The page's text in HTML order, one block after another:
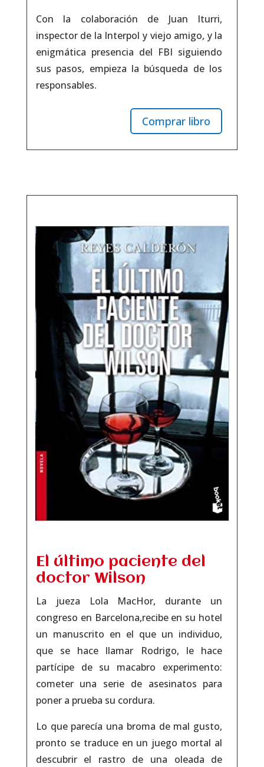
Con la colaboración de Juan Iturri,
inspector de la Interpol y viejo amigo, y la
enigmática presencia del FBI siguiendo
sus pasos, empieza la búsqueda de los
responsables.
Comprar libro
El último paciente del
doctor Wilson
La jueza Lola MacHor, durante un
congreso en Barcelona,recibe en su hotel
un manuscrito en el que un individuo,
que se hace llamar Rodrigo, le hace
partícipe de su macabro experimento:
cometer una serie de asesinatos para
poner a prueba su cordura.
Lo que parecía una broma de mal gusto,
pronto se traduce en un juego mortal al
descubrir el rastro de una oleada de